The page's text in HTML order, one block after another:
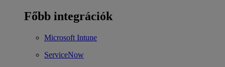
Főbb integrációk
Microsoft Intune
ServiceNow